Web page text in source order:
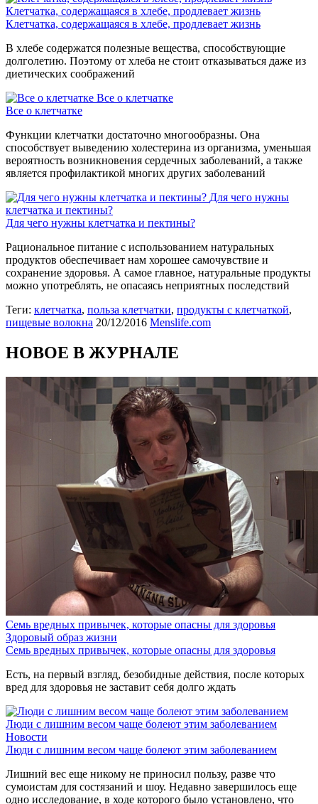
Клетчатка, содержащаяся в хлебе, продлевает жизнь
Клетчатка, содержащаяся в хлебе, продлевает жизнь
В хлебе содержатся полезные вещества, способствующие
долголетию. Поэтому от хлеба не стоит отказываться даже из
диетических соображений
Все о клетчатке
Все о клетчатке
Функции клетчатки достаточно многообразны. Она
способствует выведению холестерина из организма, уменьшая
вероятность возникновения сердечных заболеваний, а также
является профилактикой многих других заболеваний
Для чего нужны
клетчатка и пектины?
Для чего нужны клетчатка и пектины?
Рациональное питание с использованием натуральных
продуктов обеспечивает нам хорошее самочувствие и
сохранение здоровья. А самое главное, натуральные продукты
можно употреблять, не опасаясь неприятных последствий
Теги: клетчатка, польза клетчатки, продукты с клетчаткой,
пищевые волокна 20/12/2016 Menslife.com
НОВОЕ В ЖУРНАЛЕ
Семь вредных привычек, которые опасны для здоровья
Здоровый образ жизни
Семь вредных привычек, которые опасны для здоровья
Есть, на первый взгляд, безобидные действия, после которых
вред для здоровья не заставит себя долго ждать
Люди с лишним весом чаще болеют этим заболеванием
Новости
Люди с лишним весом чаще болеют этим заболеванием
Лишний вес еще никому не приносил пользу, разве что
сумоистам для состязаний и шоу. Недавно завершилось еще
одно исследование, в ходе которого было установлено, что